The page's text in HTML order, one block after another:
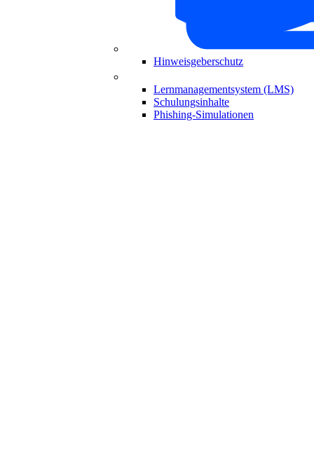
Hinweisgeberschutz
Lernmanagementsystem (LMS)
Schulungsinhalte
Phishing-Simulationen